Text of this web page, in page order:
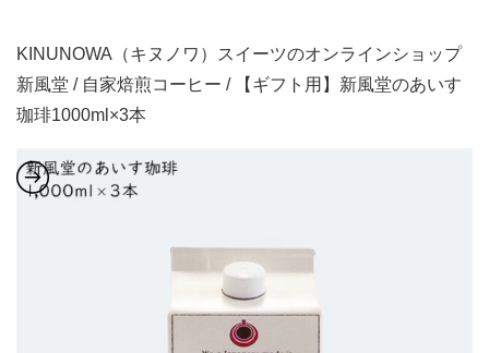
KINUNOWA（キヌノワ）スイーツのオンラインショップ
新風堂 / 自家焙煎コーヒー / 【ギフト用】新風堂のあいす
珈琲1000ml×3本